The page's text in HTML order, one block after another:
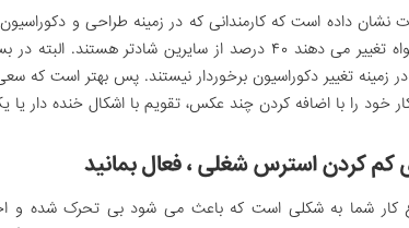
نشان داده است که کارمندانی که در زمینه طراحی و
به دلخواه تغییر می دهند ۴۰ درصد از سایرین شادتر
زمینه تغییر دکوراسیون برخوردار نیستند. پس بهتر است
خود را با اضافه کردن چند عکس، تقویم با اشکال خنده دار یا
کم کردن استرس شغلی ، فعال بمانید
کار شما به شکلی است که باعث می شود بی تحرک شده و